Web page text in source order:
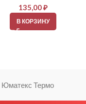
135,00₽
В КОРЗИНУ
Юматекс Термо